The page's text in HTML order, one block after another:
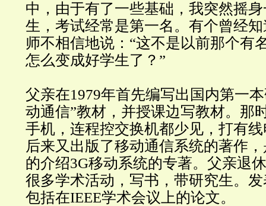
中，由于有了一些基础，我突然摇
生，考试经常是第一名。有个曾经
师不相信地说：“这不是以前那个有
怎么变成好学生了？”
父亲在1979年首先编写出国内第一
动通信”教材，并授课边写教材。那
手机，连程控交换机都少见，打有
后来又出版了移动通信系统的著作
的介绍3G移动系统的专著。父亲退
很多学术活动，写书，带研究生。
包括在IEEE学术会议上的论文。